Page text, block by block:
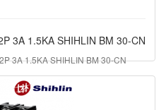
3A 1.5KA SHIHLIN BM 30-CN
3A 1.5KA SHIHLIN BM 30-CN
đ